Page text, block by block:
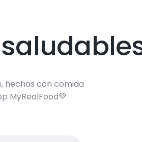
hechas con comida
MyRealFood💚